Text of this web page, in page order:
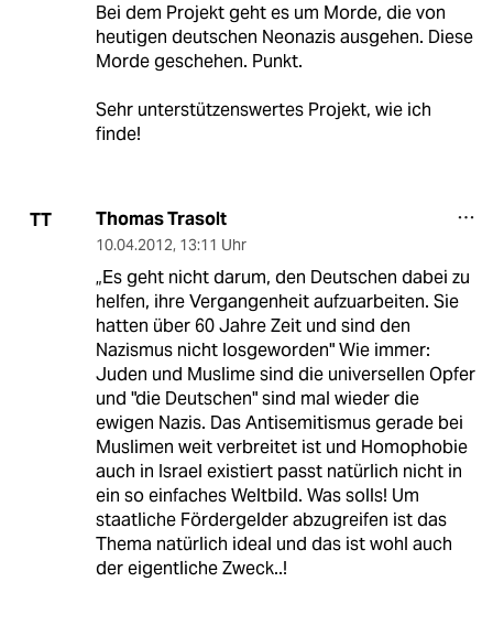
Bei dem Projekt geht es um Morde, die von
heutigen deutschen Neonazis ausgehen. Diese
Morde geschehen. Punkt.
Sehr unterstützenswertes Projekt, wie ich
finde!
TT Thomas Trasolt
10.04.2012, 13:11 Uhr
„Es geht nicht darum, den Deutschen dabei zu
helfen, ihre Vergangenheit aufzuarbeiten. Sie
hatten über 60 Jahre Zeit und sind den
Nazismus nicht losgeworden" Wie immer:
Juden und Muslime sind die universellen Opfer
und "die Deutschen" sind mal wieder die
ewigen Nazis. Das Antisemitismus gerade bei
Muslimen weit verbreitet ist und Homophobie
auch in Israel existiert passt natürlich nicht in
ein so einfaches Weltbild. Was solls! Um
staatliche Fördergelder abzugreifen ist das
Thema natürlich ideal und das ist wohl auch
der eigentliche Zweck..!